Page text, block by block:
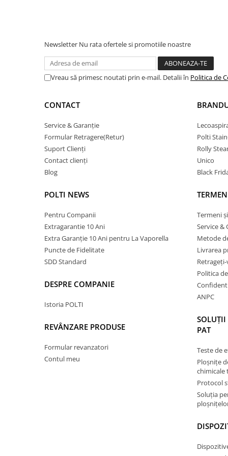
Newsletter Nu rata ofertele si promotiile noastre
Vreau să primesc noutati prin e-mail. Detalii în Politica de
CONTACT
Service & Garanție
Formular Retragere(Retur)
Suport Clienți
Contact clienți
Blog
POLTI NEWS
Pentru Companii
Extragarantie 10 Ani
Extra Garanție 10 Ani pentru La Vaporella
Puncte de Fidelitate
SDD Standard
DESPRE COMPANIE
Istoria POLTI
REVÂNZARE PRODUSE
Formular revanzatori
Contul meu
Polti
Rolly
Unico
Black
Termeni
Service &
Metode
Livrarea
Politica
ANPC
SOLUȚII
PAT
Teste de
Ploșnițe
chimicale
Protocol
Soluția